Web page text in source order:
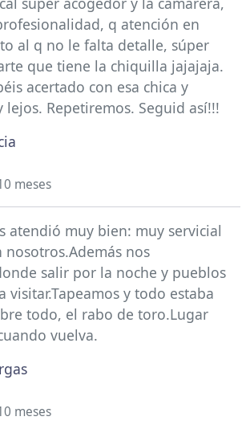
q atención en
al q no le falta detalle, súper
que tiene la chiquilla jajajaja.
acertado con esa chica y
lejos. Repetiremos. Seguid así!!!
meses
atendió muy bien: muy servicial
nosotros.Además nos
salir por la noche y pueblos
visitar.Tapeamos y todo estaba
todo, el rabo de toro.Lugar
vuelva.
meses